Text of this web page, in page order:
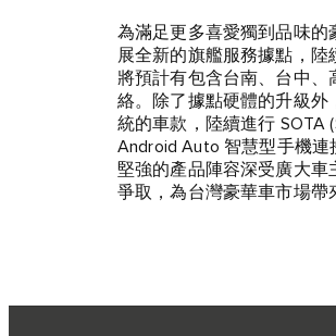
為滿足更多喜愛獨到品味的
展全新的旗艦服務據點，
將預計有包含台南、台中、
絡。除了據點硬體的升級外
統的車款，陸續進行 SOTA
Android Auto 智慧型手機
堅強的產品陣容深受廣大車
爭取，為台灣豪華車市場帶